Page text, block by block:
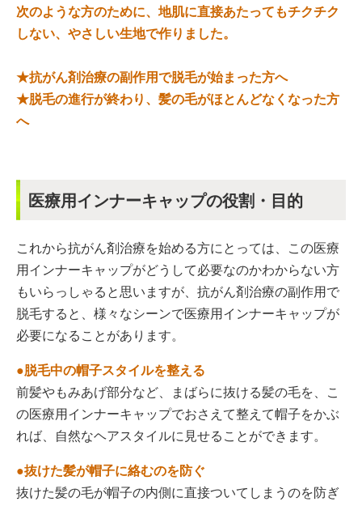
次のような方のために、地肌に直接あたってもチクチク
しない、やさしい生地で作りました。
★抗がん剤治療の副作用で脱毛が始まった方へ
★脱毛の進行が終わり、髪の毛がほとんどなくなった方
へ
医療用インナーキャップの役割・目的
これから抗がん剤治療を始める方にとっては、この医療
用インナーキャップがどうして必要なのかわからない方
もいらっしゃると思いますが、抗がん剤治療の副作用で
脱毛すると、様々なシーンで医療用インナーキャップが
必要になることがあります。
●脱毛中の帽子スタイルを整える
前髪やもみあげ部分など、まばらに抜ける髪の毛を、こ
の医療用インナーキャップでおさえて整えて帽子をかぶ
れば、自然なヘアスタイルに見せることができます。
●抜けた髪が帽子に絡むのを防ぐ
抜けた髪の毛が帽子の内側に直接ついてしまうのを防ぎ